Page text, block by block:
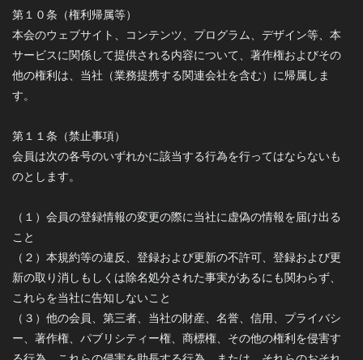
第１０条（権利帰属等）
本会のウェブサイト、コンテンツ、プログラム、デザイン等、本
サービスに関係して提供される内容について、著作権およびその
他の権利は、当社（業務提携する関連会社を含む）に帰属しま
す。
第１１条（禁止事項）
会員は次の各号のいずれかに該当する行為を行ってはならないも
のとします。
（１）会員の登録情報の変更の際に当社に虚偽の情報を届け出る
こと
（２）本規約等の違反、登録および更新の不許可、登録および更
新の取り消しもしくは除名処分された事実があるにも関わらず、
これらを当社に告知しないこと
（３）他の会員、第三者、当社の財産、名誉、信用、プライバシ
ー、著作権、パブリシティー権、商標権、その他の権利を侵害す